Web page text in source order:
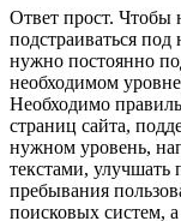
Ответ прост. Чтобы
подстраиваться
нужно постоянно
необходимом
Необходимо
страниц сайта,
нужном уровень,
текстами, улучшать
пребывания
поисковых систем,